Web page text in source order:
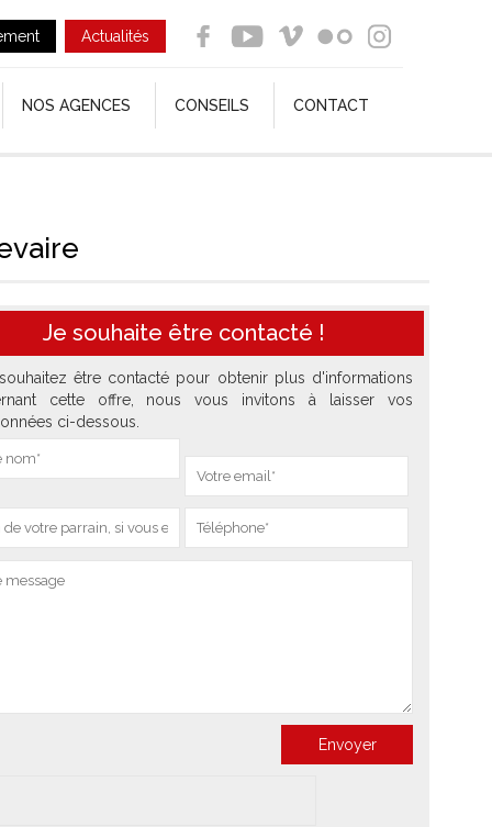
Actualités
NOS AGENCES CONSEILS CONTACT
Je souhaite être contacté !
être contacté pour obtenir plus d'informations
cette offre, nous vous invitons à laisser vos
ci-dessous.